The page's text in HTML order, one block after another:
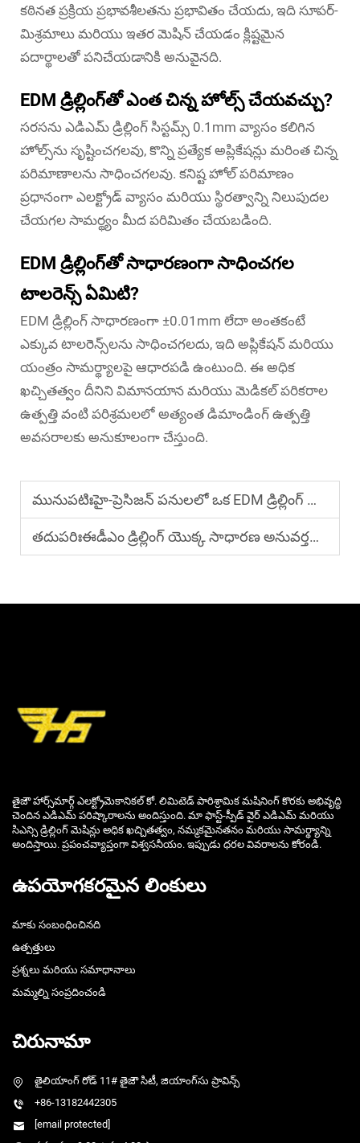
కఠినత ప్రక్రియ ప్రభావశీలతను ప్రభావితం చేయదు, ఇది సూపర్-
మిశ్రమాలు మరియు ఇతర మెషిన్ చేయడం క్లిష్టమైన
పదార్థాలతో పనిచేయడానికి అనువైనది.
EDM డ్రిల్లింగ్‌తో ఎంత చిన్న హోల్స్ చేయవచ్చు?
సరసను ఎడిఎమ్ డ్రిల్లింగ్ సిస్టమ్స్ 0.1mm వ్యాసం కలిగిన
హోల్స్‌ను సృష్టించగలవు, కొన్ని ప్రత్యేక అప్లికేషన్లు మరింత చిన్న
పరిమాణాలను సాధించగలవు. కనిష్ట హోల్ పరిమాణం
ప్రధానంగా ఎలక్ట్రోడ్ వ్యాసం మరియు స్థిరత్వాన్ని నిలుపుదల
చేయగల సామర్థ్యం మీద పరిమితం చేయబడింది.
EDM డ్రిల్లింగ్‌తో సాధారణంగా సాధించగల
టాలరెన్స్ ఏమిటి?
EDM డ్రిల్లింగ్ సాధారణంగా ±0.01mm లేదా అంతకంటే
ఎక్కువ టాలరెన్స్‌లను సాధించగలదు, ఇది అప్లికేషన్ మరియు
యంత్రం సామర్థ్యాలపై ఆధారపడి ఉంటుంది. ఈ అధిక
ఖచ్చితత్వం దీనిని విమానయాన మరియు మెడికల్ పరికరాల
ఉత్పత్తి వంటి పరిశ్రమలలో అత్యంత డిమాండింగ్ ఉత్పత్తి
అవసరాలకు అనుకూలంగా చేస్తుంది.
మునుపటిఃహై-ప్రెసిజన్ పనులలో ఒక EDM డ్రిల్లింగ్ యంత్రం ఎలా పనిచేస్తుంది?
తదుపరిఃఈడీఎం డ్రిల్లింగ్ యొక్క సాధారణ అనువర్తనాలు ఏమిటి?
తైజౌ హార్స్‌మార్గ్ ఎలక్ట్రోమెకానికల్ కో. లిమిటెడ్ పారిశ్రామిక మషినింగ్ కొరకు అభివృద్ధి
చెందిన ఎడిఎమ్ పరిష్కారాలను అందిస్తుంది. మా ఫాస్ట్-స్పీడ్ వైర్ ఎడిఎమ్ మరియు
సిఎన్సి డ్రిల్లింగ్ మెషిన్లు అధిక ఖచ్చితత్వం, నమ్మకమైనతనం మరియు సామర్థ్యాన్ని
అందిస్తాయి. ప్రపంచవ్యాప్తంగా విశ్వసనీయం. ఇప్పుడు ధరల వివరాలను కోరండి.
ఉపయోగకరమైన లింకులు
మాకు సంబంధించినది
ఉత్పత్తులు
ప్రశ్నలు మరియు సమాధానాలు
మమ్మల్ని సంప్రదించండి
చిరునామా
తైలియాంగ్ రోడ్ 11# తైజౌ సిటీ, జియాంగ్‌సు ప్రావిన్స్
+86-13182442305
[email protected]